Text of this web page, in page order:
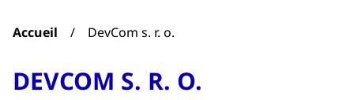
Accueil / DevCom s. r. o.
DEVCOM S. R. O.